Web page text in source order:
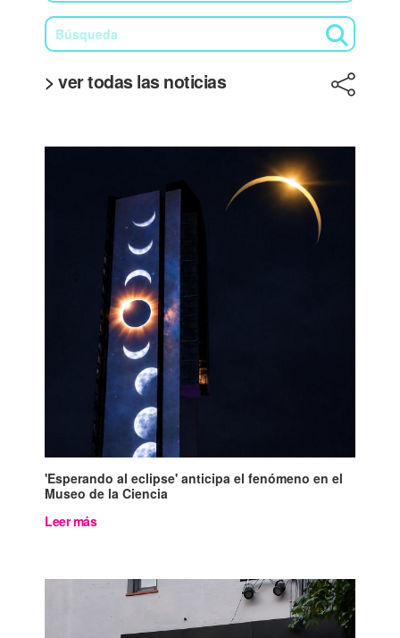
> ver todas las noticias
'Esperando al eclipse' anticipa el fenómeno en el
Museo de la Ciencia
Leer más